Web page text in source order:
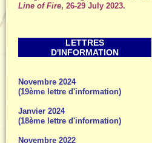
Line of Fire, 26-29 July 2023.
LETTRES
D'INFORMATION
Novembre 2024
(19ème lettre d'information)
Janvier 2024
(18ème lettre d'information)
Novembre 2022